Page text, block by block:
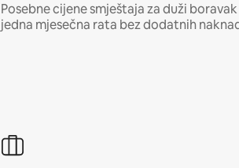
Posebne cijene smještaja za duži boravak
jedna mjesečna rata bez dodatnih